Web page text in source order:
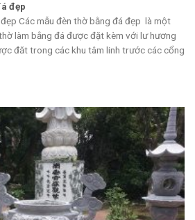
đẹp
Các mẫu đèn thờ bằng đá đẹp là một
làm bằng đá được đặt kèm với lư hương
đăt trong các khu tâm linh trước các cổng